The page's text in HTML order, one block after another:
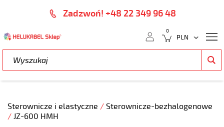
Zadzwoń! +48 22 349 96 48
0
Sterownicze i elastyczne / Sterownicze-bezhalogenowe
/ JZ-600 HMH